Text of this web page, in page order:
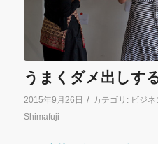
うまくダメ出しす
2015年9月26日 / カテゴリ: ビジ
Shimafuji